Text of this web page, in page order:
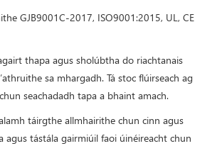
GJB9001C-2017, ISO9001:2015, UL, CE
thapa agus sholúbtha do riachtanais
sa mhargadh. Tá stoc flúirseach ag
seachadadh tapa a bhaint amach.
táirgthe allmhairithe chun cinn agus
agus tástála gairmiúil faoi úinéireacht chun